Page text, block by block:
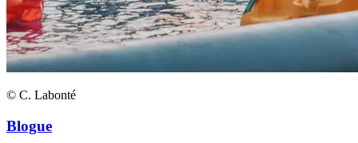
© C. Labonté
Blogue